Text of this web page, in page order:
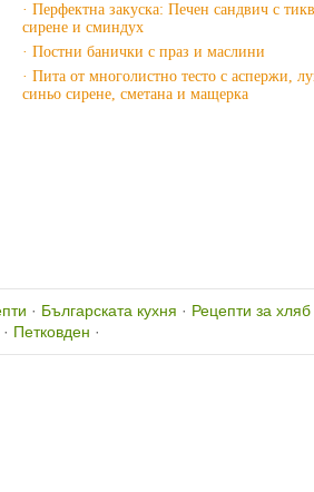
· Перфектна закуска: Печен сандвич с
сирене и сминдух
· Постни банички с праз и маслини
· Пита от многолистно тесто с аспержи,
синьо сирене, сметана и мащерка
· Българската кухня · Рецепти за хляб
· Петковден ·